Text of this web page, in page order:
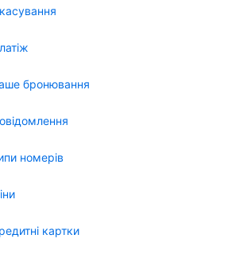
бронювання
номерів
картки